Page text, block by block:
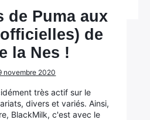
de Puma aux
de
la Nes !
novembre 2020
très actif sur le
divers et variés. Ainsi,
BlackMilk, c'est avec le